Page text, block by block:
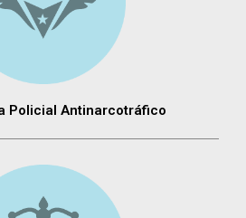
Policial Antinarcotráfico